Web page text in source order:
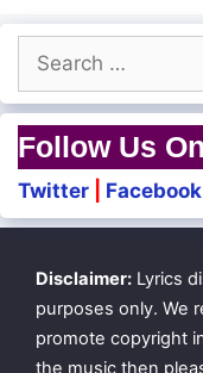
Sonna vaartha
Appan pesum
Kaadhu rendum
Rekkai ellaam vetti
Oorukkulla
Vaadudhaiyaa
Search
for:
Follow Us On
Twitter Facebook
Disclaimer: Lyrics
purposes only. We
promote copyright
the music then